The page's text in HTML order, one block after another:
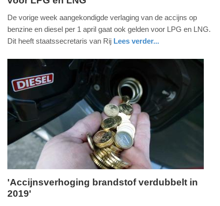
13:40
Update:
09-
04-
2025
De vorige week aangekondigde verlaging van de accijns op
benzine en diesel per 1 april gaat ook gelden voor LPG en LNG.
Dit heeft staatssecretaris van Rij Lees verder...
holland
vrijdag,
'Accijnsverhoging brandstof verdubbelt in
2019'